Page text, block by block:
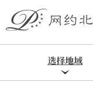
选择地域